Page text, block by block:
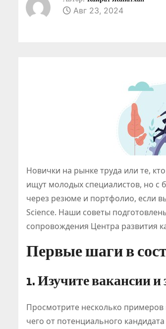
Авг 23, 2024
Новички на рынке труда или те,
ищут молодых специалистов, но с
через резюме и портфолио, если
Science. Наши советы
сопровождения Центра развития
Первые шаги в
1. Изучите вакансии
Просмотрите несколько
чего от потенциального